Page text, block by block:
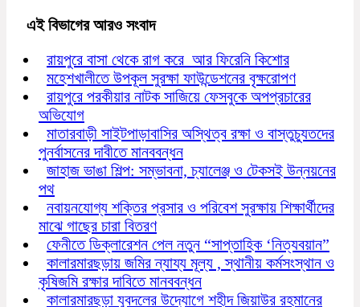
এই বিভাগের আরও সংবাদ
রায়পুরে বাসা থেকে রাগ করে আর ফিরেনি কিশোর
মহেশখালীতে উপকূল সুরক্ষা ফাউন্ডেশনের বৃক্ষরোপণ
রায়পুরে পরকীয়ার নাটক সাজিয়ে ফেসবুকে অপপ্রচারের
অভিযোগ
মাতারবাড়ী সাইটপাড়াবাসির অস্থিত্ব রক্ষা ও বাস্তুচ্যুতদের
পুনর্বাসনের দাবীতে মানববন্ধন
জাহাজ ভাঙা শিল্প: সম্ভাবনা, চ্যালেঞ্জ ও টেকসই উন্নয়নের
পথ
নবায়নযোগ্য শক্তির প্রসার ও পরিবেশ সুরক্ষায় শিক্ষার্থীদের
মাঝে গাছের চারা বিতরণ
ফেনীতে ডিক্লারেশন পেল নতুন “সাপ্তাহিক ‘নিত্যবয়ান”
কালারমারছড়ায় জমির ন্যায্য মূল্য , স্থানীয় কর্মসংস্থান ও
কৃষিজমি রক্ষার দাবিতে মানববন্ধন
কালারমারছড়া যুবদলের উদ্যোগে শহীদ জিয়াউর রহমানের